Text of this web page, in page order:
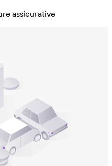
assicurative